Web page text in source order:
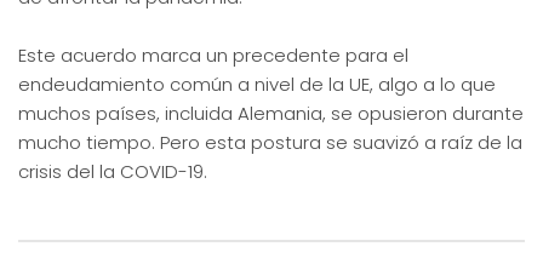
Este acuerdo marca un precedente para el
endeudamiento común a nivel de la UE, algo a lo que
muchos países, incluida Alemania, se opusieron durante
mucho tiempo. Pero esta postura se suavizó a raíz de la
crisis del la COVID-19.